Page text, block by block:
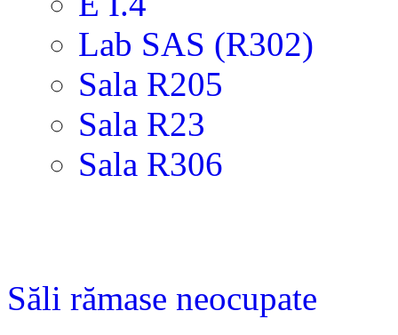
Lab SAS (R302)
Sala R205
Sala R23
Sala R306
Săli rămase neocupate